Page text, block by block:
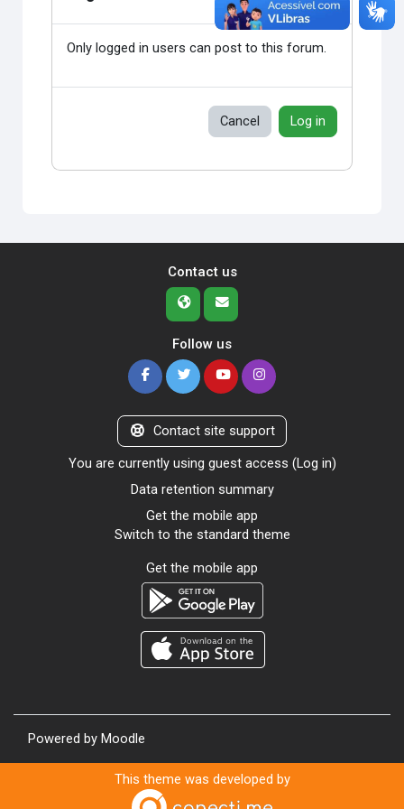
Only logged in users can post to this forum.
Cancel Log in
Contact us
Follow us
Contact site support
You are currently using guest access (Log in)
Data retention summary
Get the mobile app
Switch to the standard theme
Get the mobile app
Powered by Moodle
This theme was developed by